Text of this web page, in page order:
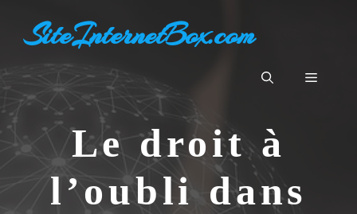
contenuSiteInternetBox.com
Menu
Le droit à
l’oubli dans